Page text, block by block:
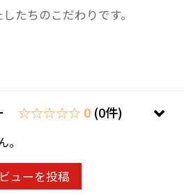
たちのこだわりです。
☆☆☆☆☆ 0 (0件)
ューを投稿